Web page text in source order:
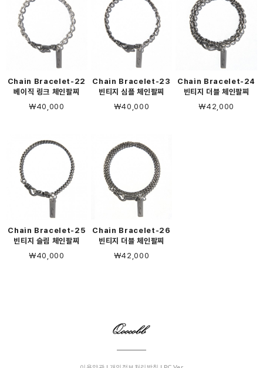
Chain Bracelet-22
베이직 링크 체인팔찌
￦40,000
Chain Bracelet-23
빈티지 심플 체인팔찌
￦40,000
Chain Bracelet-24
빈티지 더블 체인팔찌
￦42,000
Chain Bracelet-25
빈티지 슬림 체인팔찌
￦40,000
Chain Bracelet-26
빈티지 더블 체인팔찌
￦42,000